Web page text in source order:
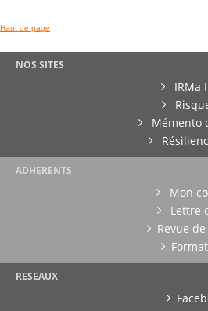
Haut de page
NOS SITES
IRMa
Mémento
ADHERENTS
Mon
Lettre
Revue
RESEAUX